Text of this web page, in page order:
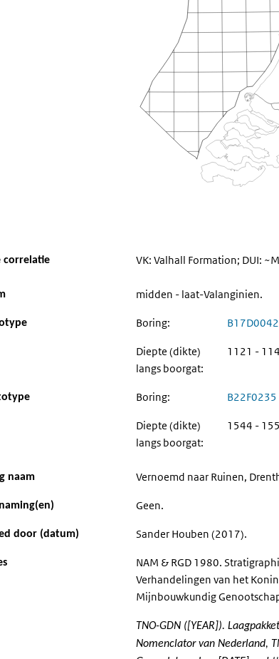
correlatie VK: Valhall Formation; DUI:
midden - laat-Valanginien.
Boring:
Diepte (dikte)
langs boorgat:
1121 -
Boring:
Diepte (dikte)
langs boorgat:
1544 -
naam Vernoemd naar Ruinen,
Geen.
door (datum) Sander Houben (2017).
NAM & RGD 1980.
Verhandelingen van het
Mijnbouwkundig
TNO-GDN ([YEAR]).
Nomenclator van Nederland,